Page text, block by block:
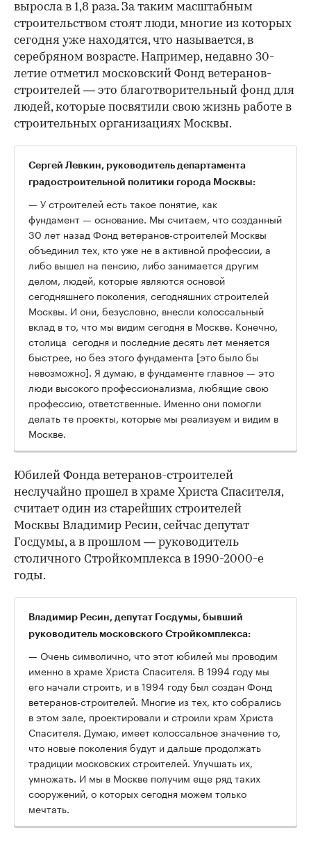
выросла в 1,8 раза. За таким масштабным
строительством стоят люди, многие из которых
сегодня уже находятся, что называется, в
серебряном возрасте. Например, недавно 30-
летие отметил московский Фонд ветеранов-
строителей — это благотворительный фонд для
людей, которые посвятили свою жизнь работе в
строительных организациях Москвы.
Сергей Левкин , руководитель департамента
градостроительной политики города Москвы:
— У строителей есть такое понятие, как
фундамент — основание. Мы считаем, что созданный
30 лет назад Фонд ветеранов-строителей Москвы
объединил тех, кто уже не в активной профессии, а
либо вышел на пенсию, либо занимается другим
делом, людей, которые являются основой
сегодняшнего поколения, сегодняшних строителей
Москвы. И они, безусловно, внесли колоссальный
вклад в то, что мы видим сегодня в Москве. Конечно,
столица сегодня и последние десять лет меняется
быстрее, но без этого фундамента [это было бы
невозможно]. Я думаю, в фундаменте главное — это
люди высокого профессионализма, любящие свою
профессию, ответственные. Именно они помогли
делать те проекты, которые мы реализуем и видим в
Москве.
Юбилей Фонда ветеранов-строителей
неслучайно прошел в храме Христа Спасителя,
считает один из старейших строителей
Москвы Владимир Ресин, сейчас депутат
Госдумы, а в прошлом — руководитель
столичного Стройкомплекса в 1990-2000-е
годы.
Владимир Ресин , депутат Госдумы, бывший
руководитель московского Стройкомплекса:
— Очень символично, что этот юбилей мы проводим
именно в храме Христа Спасителя. В 1994 году мы
его начали строить, и в 1994 году был создан Фонд
ветеранов-строителей. Многие из тех, кто собрались
в этом зале, проектировали и строили храм Христа
Спасителя. Думаю, имеет колоссальное значение то,
что новые поколения будут и дальше продолжать
традиции московских строителей. Улучшать их,
умножать. И мы в Москве получим еще ряд таких
сооружений, о которых сегодня можем только
мечтать.